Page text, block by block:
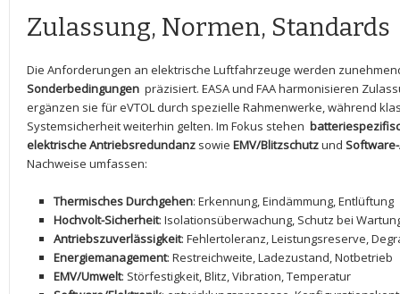
Zulassung, Normen, Standards
Die Anforderungen an elektrische Luftfahrzeuge ⁣werden
Sonderbedingungen präzisiert.⁣ EASA und FAA harmonisieren⁣
ergänzen sie‌ für eVTOL durch spezielle​ Rahmenwerke,⁤ während
Systemsicherheit ⁢weiterhin gelten. Im Fokus stehen ‍
elektrische Antriebsredundanz sowie EMV/Blitzschutzund
Nachweise⁤ umfassen:
Thermisches Durchgehen: Erkennung, Eindämmung, Entlüftung
Hochvolt-Sicherheit:​ Isolationsüberwachung, Schutz bei
Antriebszuverlässigkeit: Fehlertoleranz,‌ Leistungsreserve,‌
Energiemanagement: Restreichweite, Ladezustand, Notbetrieb
EMV/Umwelt:‍ Störfestigkeit, Blitz, Vibration, ⁢Temperatur